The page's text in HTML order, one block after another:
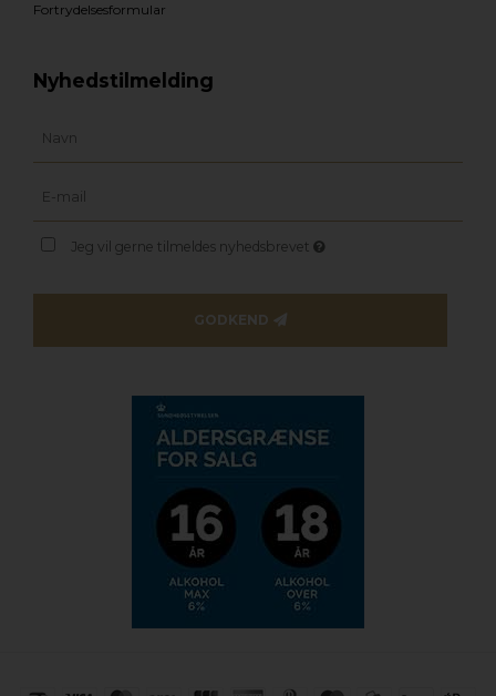
Fortrydelsesformular
Nyhedstilmelding
Jeg vil gerne tilmeldes nyhedsbrevet
GODKEND